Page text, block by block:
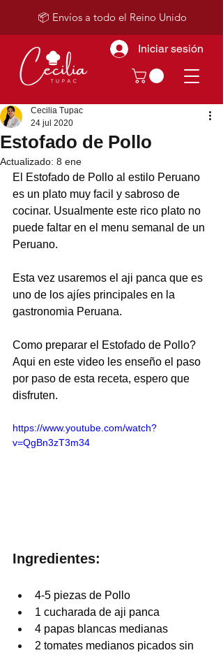
Iniciar sesión
📦 Envíos a todo el Reino Unido
Estofado de Pollo
Cecilia Tupac
24 jul 2020
Actualizado: 8 ene
El Estofado de Pollo al estilo Peruano
es un plato muy facil y sabroso de
cocinar. Usualmente este rico plato no
puede faltar en el menu semanal de un
Peruano.
Esta vez usaremos el aji panca que es
uno de los ajíes principales en la
gastronomia Peruana.
Como preparar el Estofado de Pollo?
Aqui en este video les enseño el paso
por paso de esta receta, espero que
disfruten.
https://www.youtube.com/watch?
v=QgBn3zT3m34
Ingredientes:
4-5 piezas de Pollo
1 cucharada de aji panca
4 papas blancas medianas
2 tomates medianos picados sin